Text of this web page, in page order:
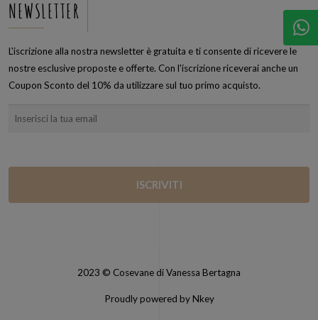
NEWSLETTER
L'iscrizione alla nostra newsletter è gratuita e ti consente di ricevere le
nostre esclusive proposte e offerte. Con l'iscrizione riceverai anche un
Coupon Sconto del 10% da utilizzare sul tuo primo acquisto.
2023 © Cosevane di Vanessa Bertagna
Proudly powered by Nkey